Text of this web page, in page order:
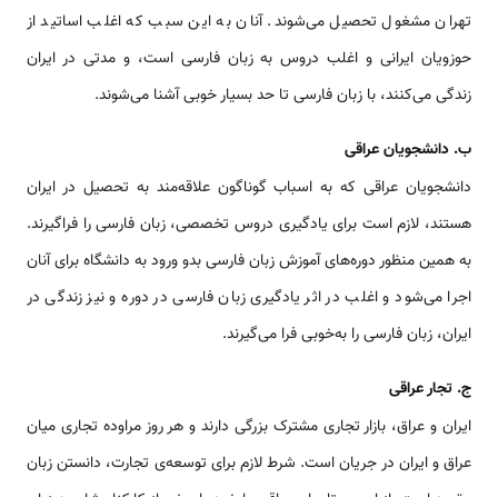
تهران مشغول تحصیل می‌شوند. آنان به این سبب که اغلب اساتید از
حوزویان ایرانی و اغلب دروس به زبان فارسی است، و مدتی در ایران
زندگی می‌کنند، با زبان فارسی تا حد بسیار خوبی آشنا می‌شوند.
ب. دانشجویان عراقی
دانشجویان عراقی که به اسباب گوناگون علاقه‌مند به تحصیل در ایران
هستند، لازم است برای یادگیری دروس تخصصی، زبان فارسی را فراگیرند.
به همین منظور دوره‌های آموزش زبان فارسی بدو ورود به دانشگاه برای آنان
اجرا می‌شود و اغلب در اثر یادگیری زبان فارسی در دوره و نیز زندگی در
ایران، زبان فارسی را به‌خوبی فرا می‌گیرند.
ج. تجار عراقی
ایران و عراق، بازار تجاری مشترک بزرگی دارند و هر روز مراوده تجاری میان
عراق و ایران در جریان است. شرط لازم برای توسعه‌ی تجارت، دانستن زبان